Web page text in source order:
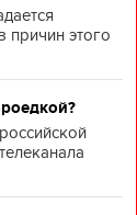
причин этого